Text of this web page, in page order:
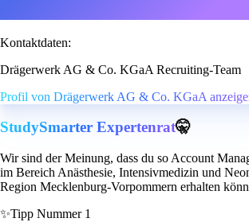
Kontaktdaten:
Drägerwerk AG & Co. KGaA Recruiting-Team
Profil von Drägerwerk AG & Co. KGaA
StudySmarter Expertenrat🤫
Wir sind der Meinung, dass du so Account
im Bereich Anästhesie, Intensivmedizin und
Region Mecklenburg-Vorpommern erhalten
✨Tipp Nummer 1